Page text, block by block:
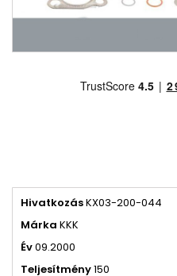
HivatkozásKX03-200-044
Márka KKK
Év09.2000
Teljesítmény150